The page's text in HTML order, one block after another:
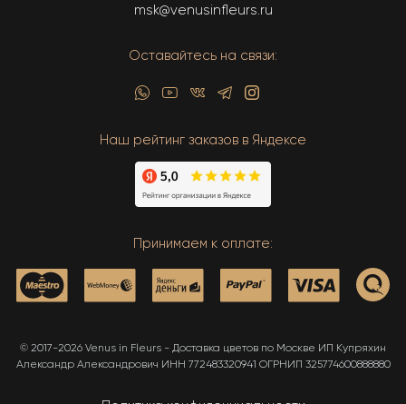
msk@venusinfleurs.ru
Оставайтесь на связи:
Наш рейтинг заказов в Яндексе
Принимаем к оплате:
© 2017-2026 Venus in Fleurs - Доставка цветов по Москве ИП Купряхин
Александр Александрович ИНН 772483320941 ОГРНИП 325774600888880